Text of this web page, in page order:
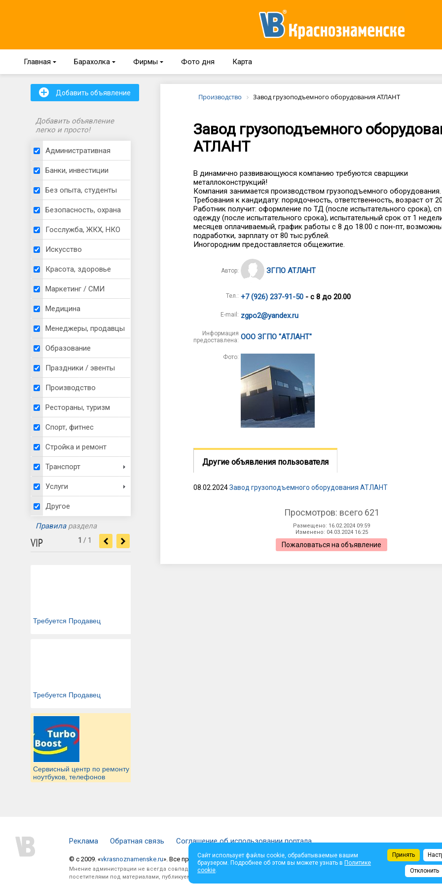
Главная { Барахолка { Фирмы { Фото дня Карта
+ Добавить объявление
Добавить объявление
легко и просто!
Административная
Банки, инвестиции
Без опыта, студенты
Безопасность, охрана
Госслужба, ЖКХ, НКО
Искусство
Красота, здоровье
Маркетинг / СМИ
Медицина
Менеджеры, продавцы
Образование
Праздники / эвенты
Производство
Рестораны, туризм
Спорт, фитнес
Стройка и ремонт
Транспорт
Услуги
Другое
Правилараздела
VIP
Требуется Продавец
Требуется Продавец
Сервисный центр по ремонту
ноутбуков, телефонов
1 / 1 < >
Производство Завод грузоподъемного оборудования АТЛАНТ
Завод грузоподъемного
АТЛАНТ
В динамично развивающуюся компанию требуются сварщики
металлоконструкций!
Компания занимается производством грузоподъемного оборудования.
Требования к кандидату: порядочность, ответственность, возраст от
Работник получит: оформление по ТД (после испытательного срока),
одежду (после испытательного срока), испытательный срок от 1
месяцев оплачиваемый, график работы с 8 до 18.00 с пон-пт,
подработки, зарплату от 80 тыс.рублей.
Иногородним предоставляется общежитие.
Автор: ЗГПО АТЛАНТ
Тел.: +7 (926) 237-91-50 - с 8 до 20.00
E-mail: zgpo2@yandex.ru
Информация
предоставлена: ООО ЗГПО "АТЛАНТ"
Фото:
Другие объявления пользователя
08.02.2024Завод грузоподъемного оборудования АТЛАНТ
Просмотров: всего 621
Размещено: 16.02.2024 09:59
Изменено: 04.03.2024 16:25
Пожаловаться на объявление
Реклама Обратная связь Соглашение об использовании портала
© c 2009. «vkrasnoznamenske.ru». Все права защищены.
Мнение администрации не всегда совпадает с мнением автора. Администрация не несет ответственности за достоверность
посетителями под материалами, публикуемыми на сайте.
Сайт использует файлы cookie, обрабатываемые вашим
браузером. Подробнее об этом вы можете узнать в Политике
cookie.
Принять
Отклонить